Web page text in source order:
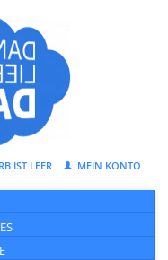
IST LEER MEIN KONTO